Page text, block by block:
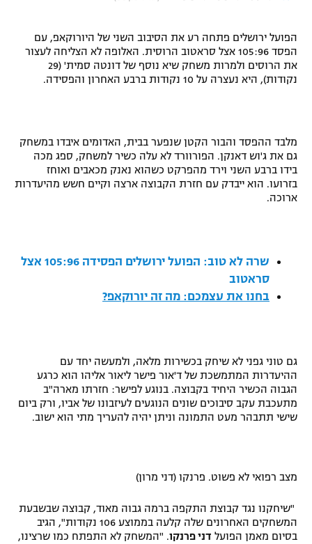
משתתפים וזוכים בפרסים
תקנון עבור פעילות אלקטרה
תקנון עבור פעילות ספורט 1 – "מרלן"
גיימינג E-Sports
מדיניות פרטיות
תקנון פעילות ספורט 1
הצטרפות לחבילת הערוצים
לוח דרושים – ג'ובנט
ספורט מוטורי
בייסבול MLB
ספורט אתגרי ואקסטרים
גיימינג E-Sports
הפועל ירושלים פתחה רע את הסיבוב השני של היורוקאפ, עם
הפסד 105:96 אצל סראטוב הרוסית. האלופה לא הצליחה לעצור
את הרוסים ולמרות משחק שיא נוסף של דונטה סמית' (29
נקודות), היא נעצרה על 10 נקודות ברבע האחרון והפסידה.
מלבד ההפסד והבור הקטן שנפער בבית, האדומים איבדו במשחק
גם את ג'וש דאנקן. הפורוורד לא עלה כשיר למשחק, ספג מכה
בידו ברבע השני וירד מהפרקט כשהוא נאנק מכאבים ואוחז
בזרועו. הוא ייבדק עם חזרת הקבוצה ארצה וקיים חשש מהיעדרות
ארוכה.
שרה לא טוב: הפועל ירושלים הפסידה 105:96 אצל
סראטוב
בחנו את עצמכם: מה זה יורוקאפ?
גם טוני גפני לא שיחק בכשירות מלאה, ולמעשה יחד עם
ההיעדרות המתמשכת של ד'אור פישר ליאור אליהו הוא כרגע
הגבוה הכשיר היחיד בקבוצה. בנוגע לפישר: חזרתו מארה"ב
מתעכבת עקב סיבוכים שונים הנוגעים לעיזבונו של אביו, ורק ביום
שישי תתבהר מעט התמונה וניתן יהיה להעריך מתי הוא ישוב.
מצב רפואי לא פשוט. פרנקו (דני מרון)
"שיחקנו נגד קבוצת התקפה ברמה גבוה מאוד, קבוצה שבשבעת
המשחקים האחרונים שלה קלעה בממוצע 106 נקודות", הגיב
בסיום מאמן הפועל דני פרנקו. "המשחק לא התפתח כמו שרצינו,